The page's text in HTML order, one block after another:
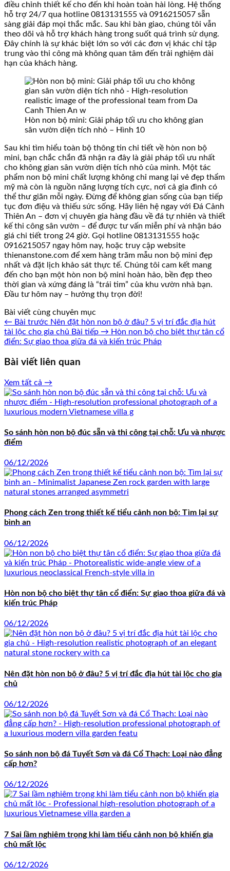
điều chỉnh thiết kế cho đến khi hoàn toàn hài lòng. Hệ thống
hỗ trợ 24/7 qua hotline 0813131555 và 0916215057 sẵn
sàng giải đáp mọi thắc mắc. Sau khi bàn giao, chúng tôi vẫn
theo dõi và hỗ trợ khách hàng trong suốt quá trình sử dụng.
Đây chính là sự khác biệt lớn so với các đơn vị khác chỉ tập
trung vào thi công mà không quan tâm đến trải nghiệm dài
hạn của khách hàng.
Hòn non bộ mini: Giải pháp tối ưu cho không gian
sân vườn diện tích nhỏ – Hình 10
Sau khi tìm hiểu toàn bộ thông tin chi tiết về hòn non bộ
mini, bạn chắc chắn đã nhận ra đây là giải pháp tối ưu nhất
cho không gian sân vườn diện tích nhỏ của mình. Một tác
phẩm non bộ mini chất lượng không chỉ mang lại vẻ đẹp thẩm
mỹ mà còn là nguồn năng lượng tích cực, nơi cả gia đình có
thể thư giãn mỗi ngày. Đừng để không gian sống của bạn tiếp
tục đơn điệu và thiếu sức sống. Hãy liên hệ ngay với Đá Cảnh
Thiên An – đơn vị chuyên gia hàng đầu về đá tự nhiên và thiết
kế thi công sân vườn – để được tư vấn miễn phí và nhận báo
giá chi tiết trong 24 giờ. Gọi hotline 0813131555 hoặc
0916215057 ngay hôm nay, hoặc truy cập website
thienanstone.com để xem hàng trăm mẫu non bộ mini đẹp
nhất và đặt lịch khảo sát thực tế. Chúng tôi cam kết mang
đến cho bạn một hòn non bộ mini hoàn hảo, bền đẹp theo
thời gian và xứng đáng là “trái tim” của khu vườn nhà bạn.
Đầu tư hôm nay – hưởng thụ trọn đời!
Bài viết cùng chuyên mục
← Bài trước Nên đặt hòn non bộ ở đâu? 5 vị trí đắc địa hút
tài lộc cho gia chủ Bài tiếp → Hòn non bộ cho biệt thự tân cổ
điển: Sự giao thoa giữa đá và kiến trúc Pháp
Bài viết liên quan
Xem tất cả →
So sánh hòn non bộ đúc sẵn và thi công tại chỗ: Ưu và nhược
điểm
06/12/2026
Phong cách Zen trong thiết kế tiểu cảnh non bộ: Tìm lại sự
bình an
06/12/2026
Hòn non bộ cho biệt thự tân cổ điển: Sự giao thoa giữa đá và
kiến trúc Pháp
06/12/2026
Nên đặt hòn non bộ ở đâu? 5 vị trí đắc địa hút tài lộc cho gia
chủ
06/12/2026
So sánh non bộ đá Tuyết Sơn và đá Cổ Thạch: Loại nào đẳng
cấp hơn?
06/12/2026
7 Sai lầm nghiêm trọng khi làm tiểu cảnh non bộ khiến gia
chủ mất lộc
06/12/2026